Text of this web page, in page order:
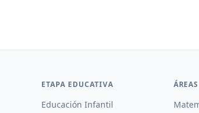
ETAPA EDUCATIVA
Educación Infantil
ÁREAS